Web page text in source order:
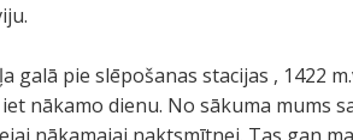
pie slēpošanas stacijas , 1422
nākamo dienu. No sākuma mums